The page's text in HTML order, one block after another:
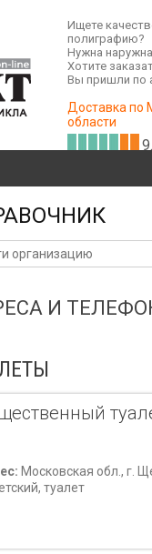
Ищете
полиграфию?
Нужна
Хотите
Вы пришли по
Доставка по
области
И
Московская обл., г.
туалет